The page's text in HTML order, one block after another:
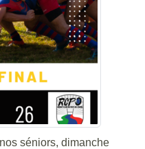
séniors, dimanche